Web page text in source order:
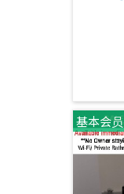
基本会员